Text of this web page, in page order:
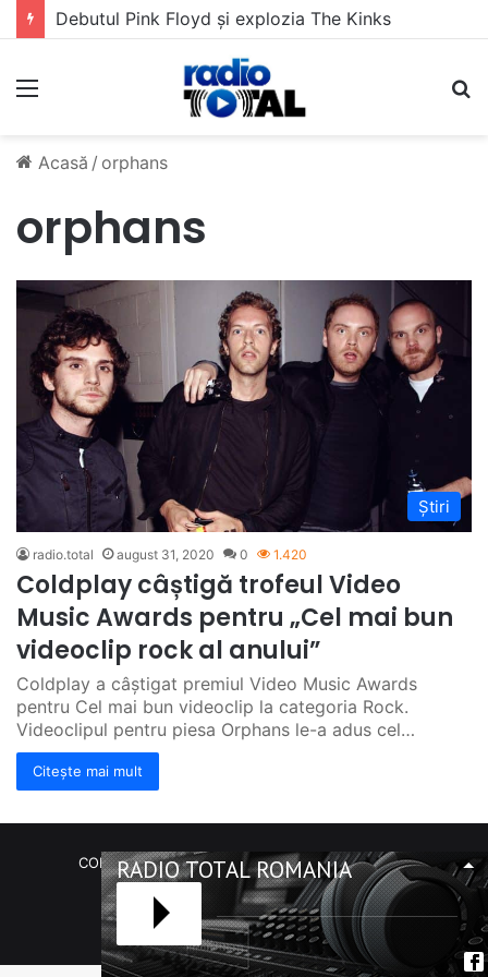
Debutul Pink Floyd și explozia The Kinks
Meniu
Acasă / orphans
orphans
Știri
radio.total august 31, 2020 0 1.420
Coldplay câștigă trofeul Video
Music Awards pentru „Cel mai bun
videoclip rock al anului”
Coldplay a câștigat premiul Video Music Awards
pentru Cel mai bun videoclip la categoria Rock.
Videoclipul pentru piesa Orphans le-a adus cel…
Citește mai mult
COPYRIGHT Radio Total România. (C) 2020-2023
Facebook
RSS
RADIO TOTAL ROMANIA